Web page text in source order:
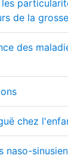
les
de la
des
chez
naso-